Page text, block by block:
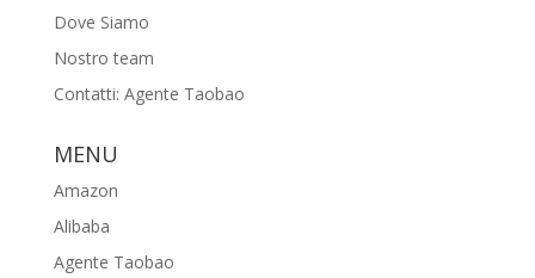
Dove Siamo
Nostro team
Contatti: Agente Taobao
MENU
Amazon
Alibaba
Agente Taobao